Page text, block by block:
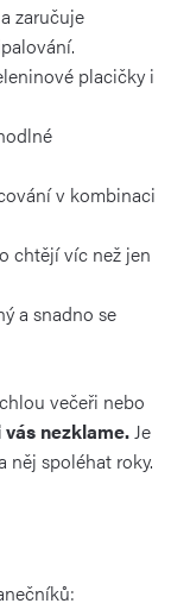
zaručuje
placičky i
v kombinaci
chtějí víc než jen
a snadno se
večeři nebo
vás nezklame.Je
něj spoléhat roky.